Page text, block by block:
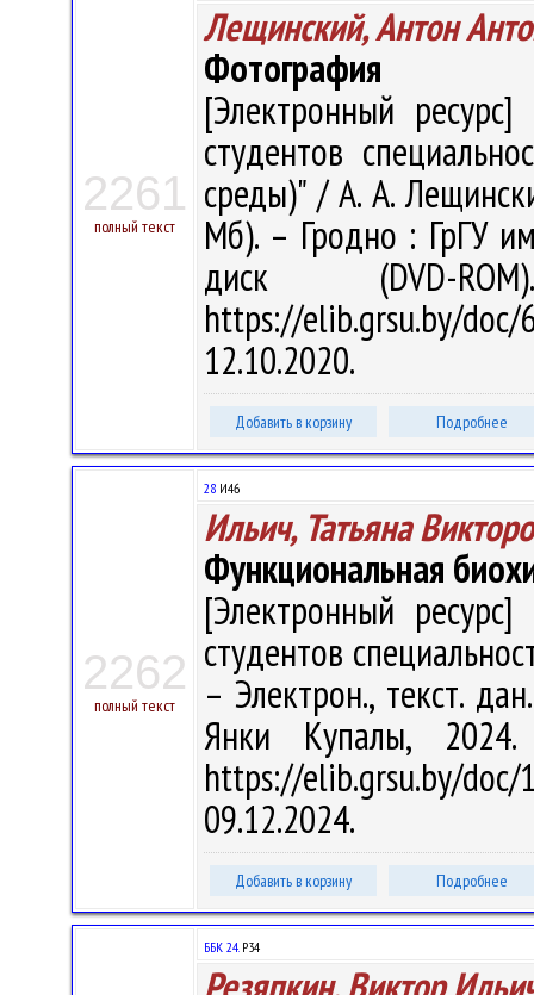
2261
полный текст
Лещинский, Антон
Фотография
[Электронный
студентов
среды)" / А. А.
Мб). – Гродно : ГрГУ
диск (DVD-
https://elib.grsu.by/
12.10.2020.
Добавить в корзину Подробнее
2262
полный текст
28 И46
Ильич, Татьяна
Функциональная
[Электронный
студентов
– Электрон., текст.
Янки Купалы,
https://elib.grsu.by/
09.12.2024.
Добавить в корзину Подробнее
ББК 24.Р34